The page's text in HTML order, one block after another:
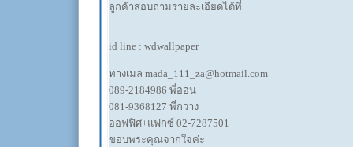
ลูกค้าสอบถามรายละเอียดได้ที่
id line : wdwallpaper
ทางเมล mada_111_za@hotmail.com
089-2184986 พี่ออน
081-9368127 พี่กวาง
ออฟฟิศ+แฟกซ์ 02-7287501
ขอบพระคุณจากใจค่ะ